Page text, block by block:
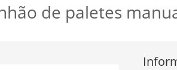
de paletes